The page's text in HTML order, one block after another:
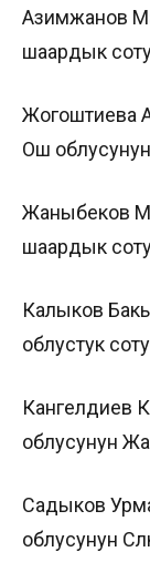
Азимжанов
шаардык
Жогоштиева
Ош
Жаныбеков
шаардык
Калыков
облустук
Кангелдиев
облусунун
Садыков
облусунун